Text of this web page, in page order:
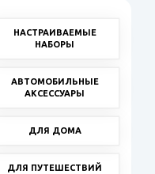
НАСТРАИВАЕМЫЕ
НАБОРЫ
АВТОМОБИЛЬНЫЕ
АКСЕССУАРЫ
ДЛЯ ДОМА
ДЛЯ ПУТЕШЕСТВИЙ